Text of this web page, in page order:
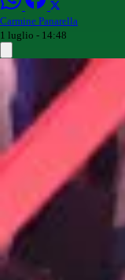
Carmine Panarella
1 luglio - 14:48